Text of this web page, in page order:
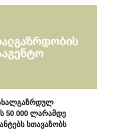
50 000 ლარამდე
სთავაზობს